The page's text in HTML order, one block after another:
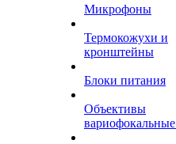
Микрофоны
Термокожухи и
кронштейны
Блоки питания
Объективы